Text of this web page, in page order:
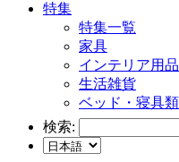
特集
特集一覧
家具
インテリア用品
生活雑貨
ベッド・寝具類
検索: